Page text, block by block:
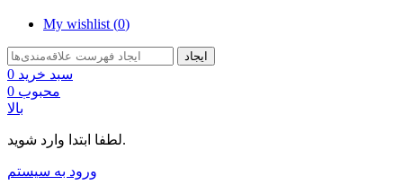
My wishlist (0)
ایجاد
سبد خرید 0
محبوب 0
بالا
لطفا ابتدا وارد شوید.
ورود به سیستم